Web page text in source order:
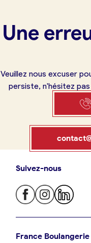
Je trouve ma
boulanger
Boulangerie
Pourquoi
Je référence
ma
Une
Veuillez nous excuser
persiste, n'hésitez
Suivez-nous
France Boulangerie